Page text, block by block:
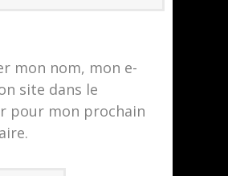
mon nom, mon e-
site dans le
pour mon prochain